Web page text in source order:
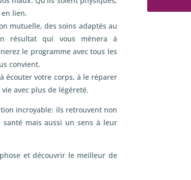
lien.
mutuelle, des soins adaptés au
résultat qui vous mènera à
le programme avec tous les
convient.
écouter votre corps, à le réparer
avec plus de légéreté.
incroyable: ils retrouvent non
mais aussi un sens à leur
et découvrir le meilleur de